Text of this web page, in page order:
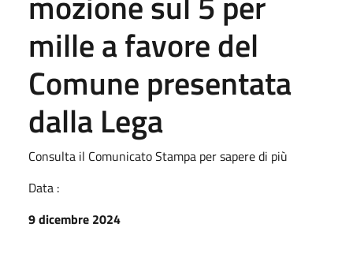
mille a favore del
Comune presentata
dalla Lega
Consulta il Comunicato Stampa per sapere di più
Data :
9 dicembre 2024